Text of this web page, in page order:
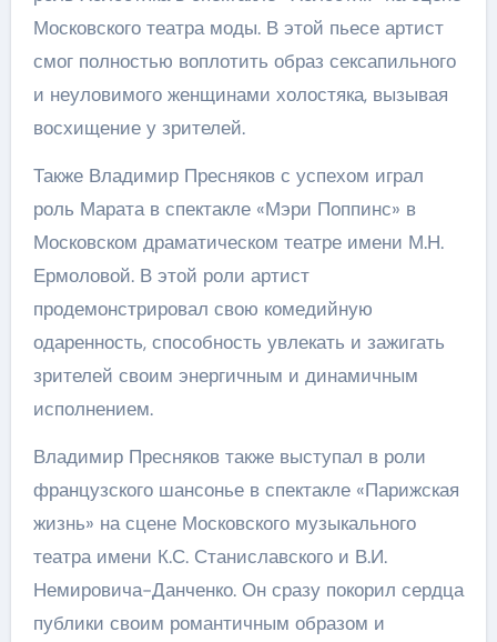
Московского театра моды. В этой пьесе артист
смог полностью воплотить образ сексапильного
и неуловимого женщинами холостяка, вызывая
восхищение у зрителей.
Также Владимир Пресняков с успехом играл
роль Марата в спектакле «Мэри Поппинс» в
Московском драматическом театре имени М.Н.
Ермоловой. В этой роли артист
продемонстрировал свою комедийную
одаренность, способность увлекать и зажигать
зрителей своим энергичным и динамичным
исполнением.
Владимир Пресняков также выступал в роли
французского шансонье в спектакле «Парижская
жизнь» на сцене Московского музыкального
театра имени К.С. Станиславского и В.И.
Немировича-Данченко. Он сразу покорил сердца
публики своим романтичным образом и